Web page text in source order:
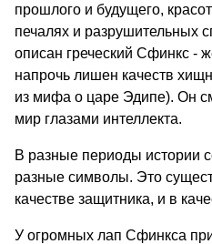
прошлого и будущего,
печалях и разрушительных
описан греческий Сфинкс -
напрочь лишен качеств
из мифа о царе Эдипе). Он
мир глазами интеллекта.
В разные периоды истории
разные символы. Это
качестве защитника, и в
У огромных лап Сфинкса